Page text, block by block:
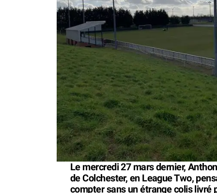
Le mercredi 27 mars dernier,
de Colchester, en League Two,
compter sans un étrange colis livré